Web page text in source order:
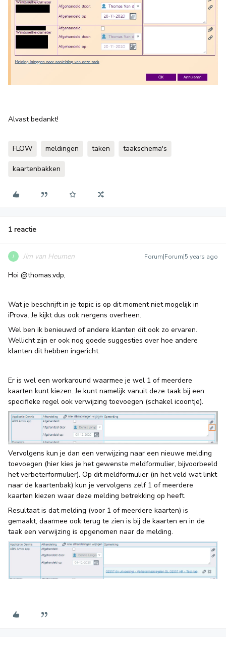
Alvast bedankt!
FLOW meldingen taken taakschema's
kaartenbakken
1 reactie
J Jim van Heumen Forum|Forum|5 years ago
Hoi @thomas.vdp,
Wat je beschrijft in je topic is op dit moment niet mogelijk in
iProva. Je kijkt dus ook nergens overheen.
Wel ben ik benieuwd of andere klanten dit ook zo ervaren.
Wellicht zijn er ook nog goede suggesties over hoe andere
klanten dit hebben ingericht.
Er is wel een workaround waarmee je wel 1 of meerdere
kaarten kunt kiezen. Je kunt namelijk vanuit deze taak bij een
specifieke regel ook verwijzing toevoegen (schakel icoontje).
Vervolgens kun je dan een verwijzing naar een nieuwe melding
toevoegen (hier kies je het gewenste meldformulier, bijvoorbeeld
het verbeterformulier). Op dit meldformulier (in het veld wat linkt
naar de kaartenbak) kun je vervolgens zelf 1 of meerdere
kaarten kiezen waar deze melding betrekking op heeft.
Resultaat is dat melding (voor 1 of meerdere kaarten) is
gemaakt, daarmee ook terug te zien is bij de kaarten en in de
taak een verwijzing is opgenomen naar de melding.